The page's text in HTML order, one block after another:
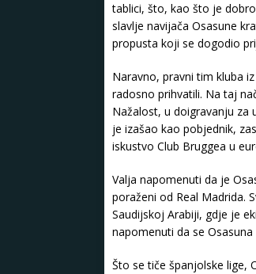
tablici, što, kao što je
slavlje navijača Osasune
propusta koji se dogodio
Naravno, pravni tim kluba
radosno prihvatili. Na taj
Nažalost, u doigravanju za
je izašao kao pobjednik,
iskustvo Club Bruggea u
Valja napomenuti da je
poraženi od Real Madrida.
Saudijskoj Arabiji, gdje je
napomenuti da se
Što se tiče španjolske lige,